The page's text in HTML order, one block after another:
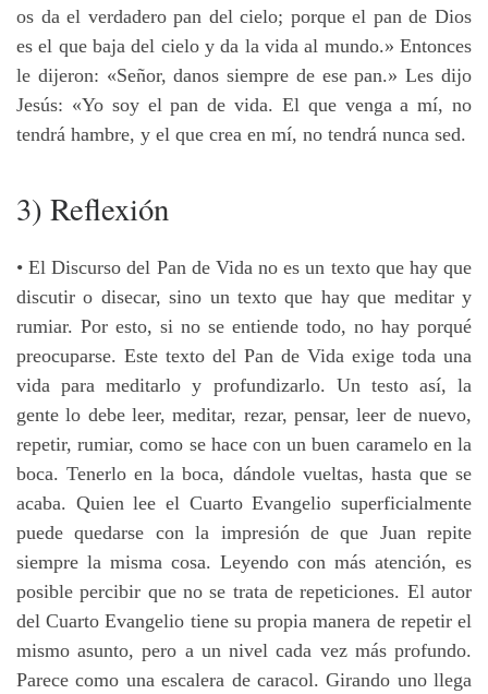
os da el verdadero pan del cielo; porque el pan de Dios
es el que baja del cielo y da la vida al mundo.» Entonces
le dijeron: «Señor, danos siempre de ese pan.» Les dijo
Jesús: «Yo soy el pan de vida. El que venga a mí, no
tendrá hambre, y el que crea en mí, no tendrá nunca sed.
3) Reflexión
• El Discurso del Pan de Vida no es un texto que hay que
discutir o disecar, sino un texto que hay que meditar y
rumiar. Por esto, si no se entiende todo, no hay porqué
preocuparse. Este texto del Pan de Vida exige toda una
vida para meditarlo y profundizarlo. Un testo así, la
gente lo debe leer, meditar, rezar, pensar, leer de nuevo,
repetir, rumiar, como se hace con un buen caramelo en la
boca. Tenerlo en la boca, dándole vueltas, hasta que se
acaba. Quien lee el Cuarto Evangelio superficialmente
puede quedarse con la impresión de que Juan repite
siempre la misma cosa. Leyendo con más atención, es
posible percibir que no se trata de repeticiones. El autor
del Cuarto Evangelio tiene su propia manera de repetir el
mismo asunto, pero a un nivel cada vez más profundo.
Parece como una escalera de caracol. Girando uno llega